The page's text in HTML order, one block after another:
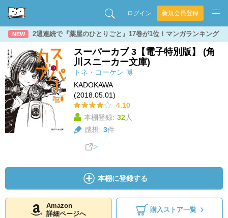
ログイン 新規会員登録
NEW 2週連続で『薬屋のひとりごと』17巻が1位！マンガランキング
スーパーカブ 3【電子特別版】 (角
川スニーカー文庫)
トネ・コーケン 博
KADOKAWA
(2018.05.01)
4.10
本棚登録: 32人
感想: 3件
本棚に登録する
Amazon
詳細ページへ
購入ストア一覧